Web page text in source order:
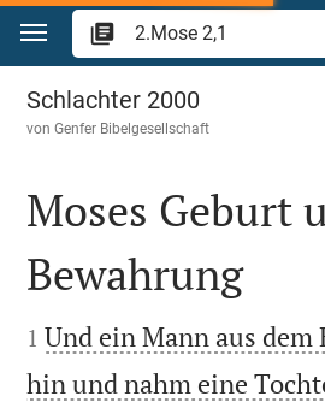
Zum Inhalt springen
2.Mose 2
Schlachter 2000
vonGenfer Bibelgesellschaft

Moses Geburt
Bewahrung

1 Und ein Mann aus dem
hin und nahm eine